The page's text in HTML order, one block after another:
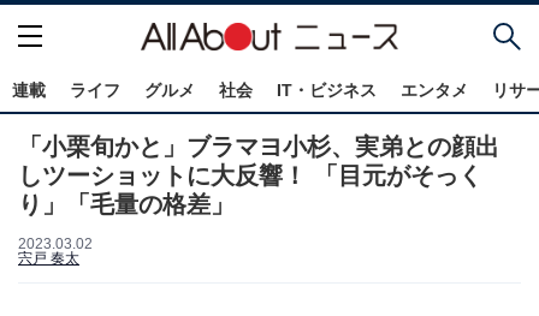
連載 ライフ グルメ 社会 IT・ビジネス エンタメ リサ
「小栗旬かと」ブラマヨ小杉、実弟との顔出
しツーショットに大反響！ 「目元がそっく
り」「毛量の格差」
2023.03.02
宍戸 奏太